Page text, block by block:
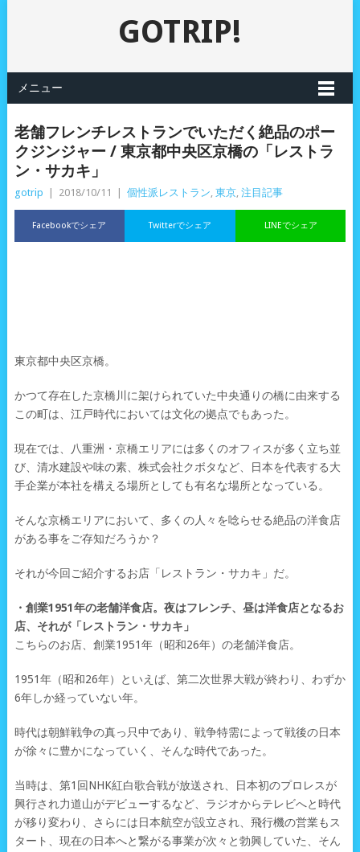
GOTRIP!
メニュー
老舗フレンチレストランでいただく絶品のポー
クジンジャー / 東京都中央区京橋の「レストラ
ン・サカキ」
gotrip 2018/10/11 個性派レストラン, 東京, 注目記事
Facebookでシェア LINEでシェア
Twitterでシェア
東京都中央区京橋。
かつて存在した京橋川に架けられていた中央通りの橋に由来する
この町は、江戸時代においては文化の拠点でもあった。
現在では、八重洲・京橋エリアには多くのオフィスが多く立ち並
び、清水建設や味の素、株式会社クボタなど、日本を代表する大
手企業が本社を構える場所としても有名な場所となっている。
そんな京橋エリアにおいて、多くの人々を唸らせる絶品の洋食店
がある事をご存知だろうか？
それが今回ご紹介するお店「レストラン・サカキ」だ。
・創業1951年の老舗洋食店。夜はフレンチ、昼は洋食店となるお
店、それが「レストラン・サカキ」
こちらのお店、創業1951年（昭和26年）の老舗洋食店。
1951年（昭和26年）といえば、第二次世界大戦が終わり、わずか
6年しか経っていない年。
時代は朝鮮戦争の真っ只中であり、戦争特需によって戦後の日本
が徐々に豊かになっていく、そんな時代であった。
当時は、第1回NHK紅白歌合戦が放送され、日本初のプロレスが
興行され力道山がデビューするなど、ラジオからテレビへと時代
が移り変わり、さらには日本航空が設立され、飛行機の営業もス
タート、現在の日本へと繋がる事業が次々と勃興していた、そん